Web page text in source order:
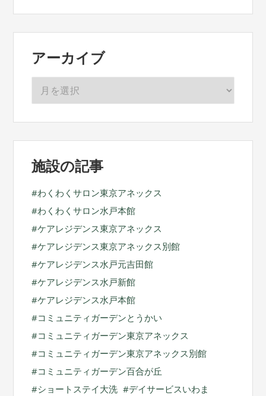
アーカイブ
施設の記事
わくわくサロン東京アネックス
わくわくサロン水戸本館
ケアレジデンス東京アネックス
ケアレジデンス東京アネックス別館
ケアレジデンス水戸元吉田館
ケアレジデンス水戸新館
ケアレジデンス水戸本館
コミュニティガーデンとうかい
コミュニティガーデン東京アネックス
コミュニティガーデン東京アネックス別館
コミュニティガーデン百合が丘
ショートステイ大洗
デイサービスいわま